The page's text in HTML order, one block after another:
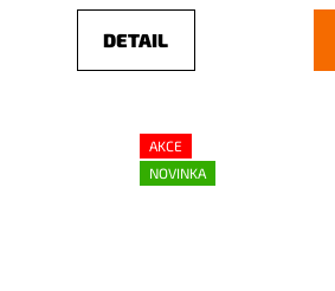
DETAIL
AKCE
NOVINKA